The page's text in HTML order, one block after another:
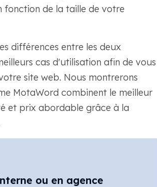
de la taille de votre
différences entre les deux
cas d'utilisation afin de vous
site web. Nous montrerons
MotaWord combinent le meilleur
et prix abordable grâce à la
ou en agence